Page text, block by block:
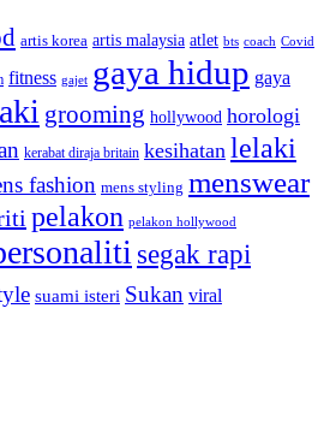
artis korea artis malaysia atlet bts coach Covid
fitness gajet gaya hidup gaya
grooming hollywood horologi
kerabat diraja britain kesihatan lelaki
fashion mens styling menswear
pelakon pelakon hollywood
segak rapi
suami isteri Sukan viral